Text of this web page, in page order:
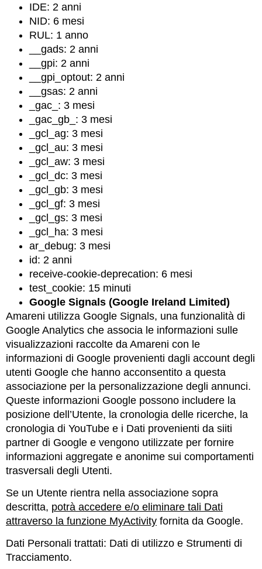
IDE: 2 anni
NID: 6 mesi
RUL: 1 anno
__gads: 2 anni
__gpi: 2 anni
__gpi_optout: 2 anni
__gsas: 2 anni
_gac_: 3 mesi
_gac_gb_: 3 mesi
_gcl_ag: 3 mesi
_gcl_au: 3 mesi
_gcl_aw: 3 mesi
_gcl_dc: 3 mesi
_gcl_gb: 3 mesi
_gcl_gf: 3 mesi
_gcl_gs: 3 mesi
_gcl_ha: 3 mesi
ar_debug: 3 mesi
id: 2 anni
receive-cookie-deprecation: 6 mesi
test_cookie: 15 minuti
Google Signals (Google Ireland Limited)
Amareni utilizza Google Signals, una funzionalità di
Google Analytics che associa le informazioni sulle
visualizzazioni raccolte da Amareni con le
informazioni di Google provenienti dagli account degli
utenti Google che hanno acconsentito a questa
associazione per la personalizzazione degli annunci.
Queste informazioni Google possono includere la
posizione dell’Utente, la cronologia delle ricerche, la
cronologia di YouTube e i Dati provenienti da siiti
partner di Google e vengono utilizzate per fornire
informazioni aggregate e anonime sui comportamenti
trasversali degli Utenti.
Se un Utente rientra nella associazione sopra
descritta, potrà accedere e/o eliminare tali Dati
attraverso la funzione MyActivity fornita da Google.
Dati Personali trattati: Dati di utilizzo e Strumenti di
Tracciamento.